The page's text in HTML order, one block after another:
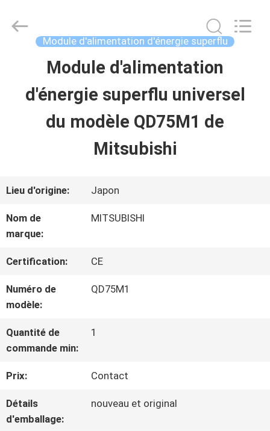
APERÇU
PRODUITS
PROPOS
DE
NOUS
VISITE
D'USINE
CONTRÔLE
Wisdomlong
Module d'alimentation d'énergie superflu
Module d'alimentation
d'énergie superflu universel
du modèle QD75M1 de
Mitsubishi
Lieu d'origine: Japon
Nom de
marque:
MITSUBISHI
Certification: CE
Numéro de
modèle:
QD75M1
Quantité de
commande min:
1
Prix: Contact
Détails
d'emballage:
nouveau et original